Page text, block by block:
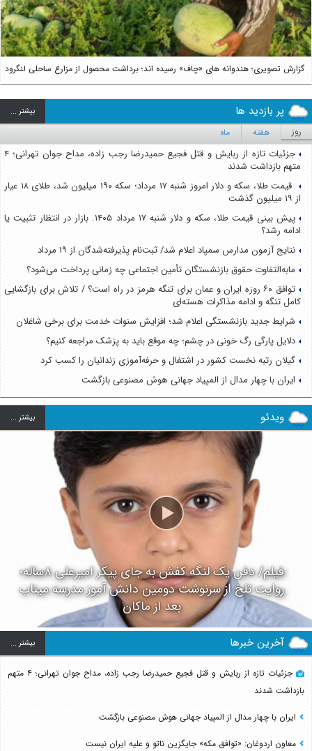
گزارش تصویری؛ هندوانه های «چاف» رسیده اند؛ برداشت محصول از مزارع ساحلی لنگرود
پر بازدید ها بيشتر ...
روز هفته ماه
جزئیات تازه از ربایش و قتل فجیع حمیدرضا رجب زاده، مداح جوان تهرانی؛ ۴
متهم بازداشت شدند
قیمت طلا، سکه و دلار امروز شنبه ۱۷ مرداد؛ سکه ۱۹۰ میلیون شد، طلای ۱۸ عیار
از ۱۹ میلیون گذشت
پیش بینی قیمت طلا، سکه و دلار شنبه ۱۷ مرداد ۱۴۰۵. بازار در انتظار تثبیت یا
ادامه رشد؟
نتایج آزمون مدارس سمپاد اعلام شد/ ثبت‌نام پذیرفته‌شدگان از ۱۹ مرداد
مابه‌التفاوت حقوق بازنشستگان تأمین اجتماعی چه زمانی پرداخت می‌شود؟
توافق ۶۰ روزه ایران و عمان برای تنگه هرمز در راه است؟ / تلاش برای بازگشایی
کامل تنگه و ادامه مذاکرات هسته‌ای
شرایط جدید بازنشستگی اعلام شد؛ افزایش سنوات خدمت برای برخی شاغلان
دلایل پارگی رگ خونی در چشم؛ چه موقع باید به پزشک مراجعه کنیم؟
گیلان رتبه نخست کشور در اشتغال و حرفه‌آموزی زندانیان را کسب کرد
ایران با چهار مدال از المپیاد جهانی هوش مصنوعی بازگشت
ویدئو بيشتر ...
فیلم/ دفن یک لنگه کفش به جای پیکر امیرعلی ۸ساله؛
روایت تلخ از سرنوشت دومین دانش آموز مدرسه میناب
بعد از ماکان
آخرین خبرها بيشتر ...
جزئیات تازه از ربایش و قتل فجیع حمیدرضا رجب زاده، مداح جوان تهرانی؛ ۴ متهم
بازداشت شدند
ایران با چهار مدال از المپیاد جهانی هوش مصنوعی بازگشت
معاون اردوغان: «توافق مکه» جایگزین ناتو و علیه ایران نیست